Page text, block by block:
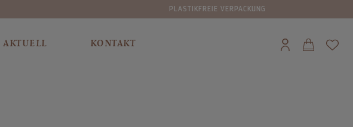
PLASTIKFREIE VERPACKUNG
AKTUELL KONTAKT